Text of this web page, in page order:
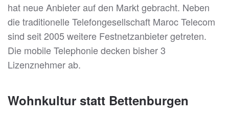
hat neue Anbieter auf den Markt gebracht. Neben
die traditionelle Telefongesellschaft Maroc Telecom
sind seit 2005 weitere Festnetzanbieter getreten.
Die mobile Telephonie decken bisher 3
Lizenznehmer ab.
Wohnkultur statt Bettenburgen